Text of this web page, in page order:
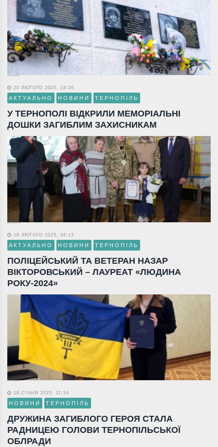
20 ЛЮТОГО 2025, 18:26
АКТУАЛЬНО НОВИНИ ТЕРНОПІЛЬ
У ТЕРНОПОЛІ ВІДКРИЛИ МЕМОРІАЛЬНІ
ДОШКИ ЗАГИБЛИМ ЗАХИСНИКАМ
18 ЛЮТОГО 2025, 16:13
АКТУАЛЬНО НОВИНИ ТЕРНОПІЛЬ
ПОЛІЦЕЙСЬКИЙ ТА ВЕТЕРАН НАЗАР
ВІКТОРОВСЬКИЙ – ЛАУРЕАТ «ЛЮДИНА
РОКУ-2024»
18 СІЧНЯ 2025, 11:54
НОВИНИ ТЕРНОПІЛЬ
ДРУЖИНА ЗАГИБЛОГО ГЕРОЯ СТАЛА
РАДНИЦЕЮ ГОЛОВИ ТЕРНОПІЛЬСЬКОЇ
ОБЛРАДИ